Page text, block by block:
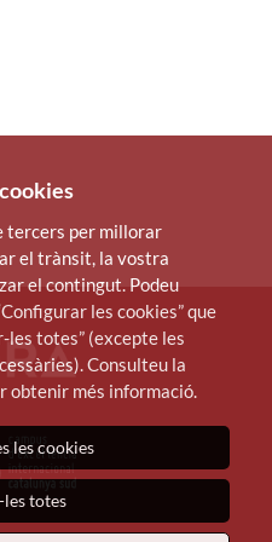
tercers per millorar
el trànsit, la vostra
el contingut. Podeu
les cookies” que
les totes” (excepte les
Consulteu la
obtenir més informació.
les cookies
totes